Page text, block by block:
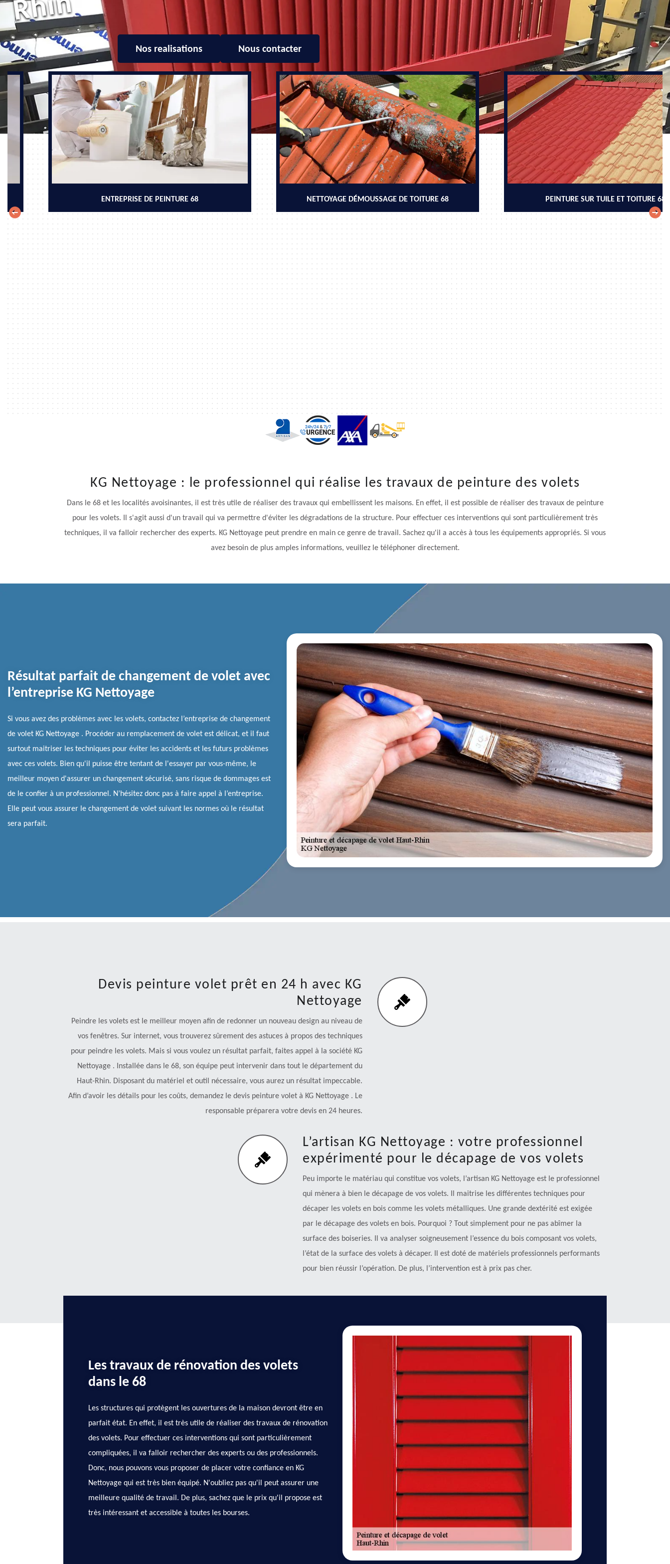
n
Nos realisations Nous contacter
ENTREPRISE DE PEINTURE 68 NETTOYAGE DÉMOUSSAGE DE TOITURE 68 PEINTURE SUR TUILE ET TOITURE 68
KG Nettoyage : le professionnel qui réalise les travaux de peinture des volets
Dans le 68 et les localités avoisinantes, il est très utile de réaliser des travaux qui embellissent les maisons. En effet, il est possible de réaliser des travaux de peinture
pour les volets. Il s'agit aussi d'un travail qui va permettre d'éviter les dégradations de la structure. Pour effectuer ces interventions qui sont particulièrement très
techniques, il va falloir rechercher des experts. KG Nettoyage peut prendre en main ce genre de travail. Sachez qu'il a accès à tous les équipements appropriés. Si vous
avez besoin de plus amples informations, veuillez le téléphoner directement.
Résultat parfait de changement de volet avec
l’entreprise KG Nettoyage
Si vous avez des problèmes avec les volets, contactez l’entreprise de changement
de volet KG Nettoyage . Procéder au remplacement de volet est délicat, et il faut
surtout maitriser les techniques pour éviter les accidents et les futurs problèmes
avec ces volets. Bien qu'il puisse être tentant de l'essayer par vous-même, le
meilleur moyen d'assurer un changement sécurisé, sans risque de dommages est
de le confier à un professionnel. N’hésitez donc pas à faire appel à l’entreprise.
Elle peut vous assurer le changement de volet suivant les normes où le résultat
sera parfait.
Devis peinture volet prêt en 24 h avec KG
Nettoyage
Peindre les volets est le meilleur moyen afin de redonner un nouveau design au niveau de
vos fenêtres. Sur internet, vous trouverez sûrement des astuces à propos des techniques
pour peindre les volets. Mais si vous voulez un résultat parfait, faites appel à la société KG
Nettoyage . Installée dans le 68, son équipe peut intervenir dans tout le département du
Haut-Rhin. Disposant du matériel et outil nécessaire, vous aurez un résultat impeccable.
Afin d’avoir les détails pour les coûts, demandez le devis peinture volet à KG Nettoyage . Le
responsable préparera votre devis en 24 heures.
L’artisan KG Nettoyage : votre professionnel
expérimenté pour le décapage de vos volets
Peu importe le matériau qui constitue vos volets, l’artisan KG Nettoyage est le professionnel
qui mènera à bien le décapage de vos volets. Il maitrise les différentes techniques pour
décaper les volets en bois comme les volets métalliques. Une grande dextérité est exigée
par le décapage des volets en bois. Pourquoi ? Tout simplement pour ne pas abîmer la
surface des boiseries. Il va analyser soigneusement l’essence du bois composant vos volets,
l’état de la surface des volets à décaper. Il est doté de matériels professionnels performants
pour bien réussir l’opération. De plus, l’intervention est à prix pas cher.
Les travaux de rénovation des volets
dans le 68
Les structures qui protègent les ouvertures de la maison devront être en
parfait état. En effet, il est très utile de réaliser des travaux de rénovation
des volets. Pour effectuer ces interventions qui sont particulièrement
compliquées, il va falloir rechercher des experts ou des professionnels.
Donc, nous pouvons vous proposer de placer votre confiance en KG
Nettoyage qui est très bien équipé. N'oubliez pas qu'il peut assurer une
meilleure qualité de travail. De plus, sachez que le prix qu'il propose est
très intéressant et accessible à toutes les bourses.